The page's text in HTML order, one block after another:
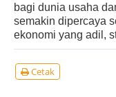
bagi dunia usaha
semakin dipercaya
ekonomi yang adil,
Cetak